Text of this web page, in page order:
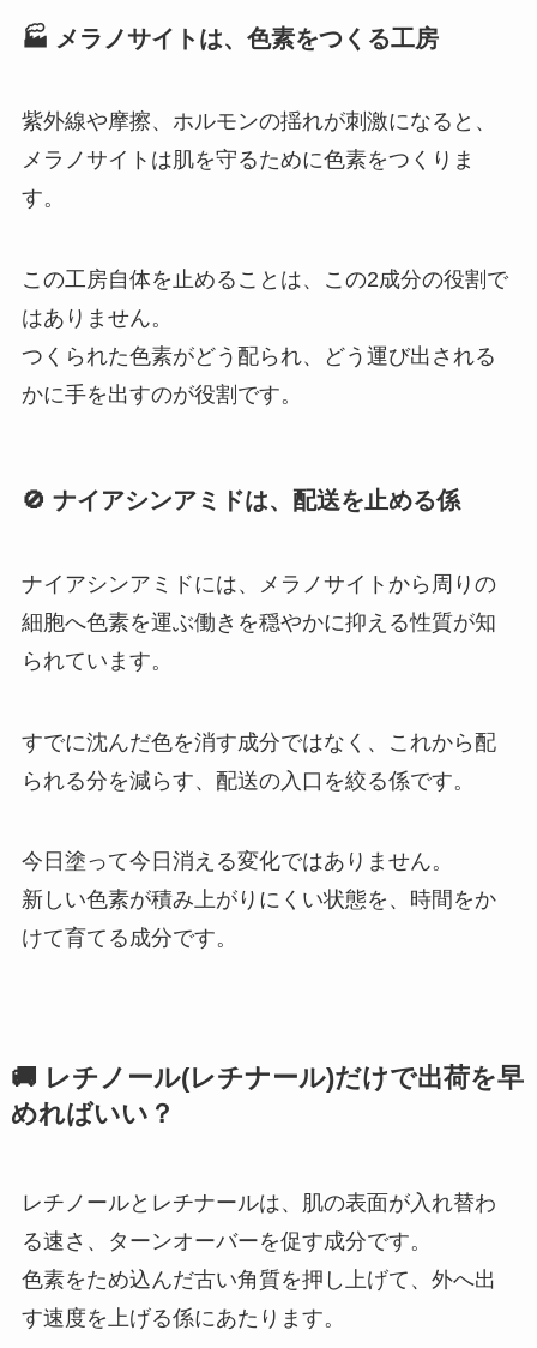
🏭 メラノサイトは、色素をつくる工房
紫外線や摩擦、ホルモンの揺れが刺激になると、
メラノサイトは肌を守るために色素をつくりま
す。
この工房自体を止めることは、この2成分の役割で
はありません。
つくられた色素がどう配られ、どう運び出される
かに手を出すのが役割です。
🚫 ナイアシンアミドは、配送を止める係
ナイアシンアミドには、メラノサイトから周りの
細胞へ色素を運ぶ働きを穏やかに抑える性質が知
られています。
すでに沈んだ色を消す成分ではなく、これから配
られる分を減らす、配送の入口を絞る係です。
今日塗って今日消える変化ではありません。
新しい色素が積み上がりにくい状態を、時間をか
けて育てる成分です。
🚚 レチノール(レチナール)だけで出荷を早
めればいい？
レチノールとレチナールは、肌の表面が入れ替わ
る速さ、ターンオーバーを促す成分です。
色素をため込んだ古い角質を押し上げて、外へ出
す速度を上げる係にあたります。